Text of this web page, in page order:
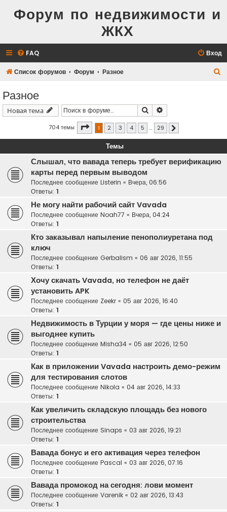
Форум по недвижимости и
ЖКХ
FAQ Вход
Список форумов Форум Разное
Разное
Новая тема Поиск
704 темы Страница 1из 29
1 2 3 4 5 … 29
Темы
Слышал, что вавада теперь требует верификацию
карты перед первым выводом
Последнее сообщение Listerin « Вчера, 06:56
Ответы: 1
Не могу найти рабочий сайт Vavada
Последнее сообщение Noah77 « Вчера, 04:24
Ответы: 1
Кто заказывал напыление пенополиуретана под
ключ
Последнее сообщение Gerbalism « 06 авг 2026, 11:55
Ответы: 1
Хочу скачать Vavada, но телефон не даёт
установить APK
Последнее сообщение Zeekr « 05 авг 2026, 16:40
Ответы: 1
Недвижимость в Турции у моря — где цены ниже и
выгоднее купить
Последнее сообщение Misha34 « 05 авг 2026, 12:50
Ответы: 1
Как в приложении Vavada настроить демо-режим
для тестирования слотов
Последнее сообщение Nikola « 04 авг 2026, 14:33
Ответы: 1
Как увеличить складскую площадь без нового
строительства
Последнее сообщение Sinaps « 03 авг 2026, 19:21
Ответы: 1
Вавада бонус и его активация через телефон
Последнее сообщение Pascal « 03 авг 2026, 07:16
Ответы: 1
Вавада промокод на сегодня: лови момент
Последнее сообщение Varenik « 02 авг 2026, 13:43
Ответы: 1